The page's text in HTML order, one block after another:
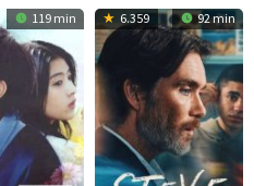
119 min 6.359 92 min